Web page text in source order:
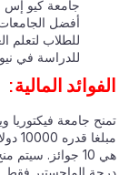
أفضل الجامعات في
للطلاب لتعلم
للدراسة في
المالية:
مبلغا